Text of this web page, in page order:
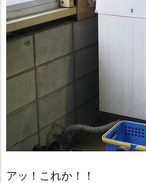
アッ！これか！！